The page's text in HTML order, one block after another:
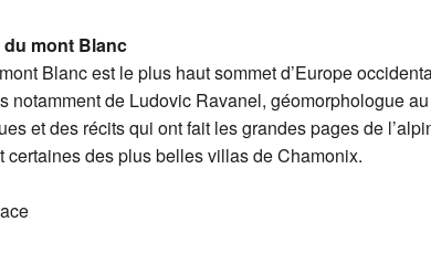
du mont Blanc
Blanc est le plus haut sommet d’Europe
notamment de Ludovic Ravanel, géomorphologue
et des récits qui ont fait les grandes pages de
des plus belles villas de Chamonix.